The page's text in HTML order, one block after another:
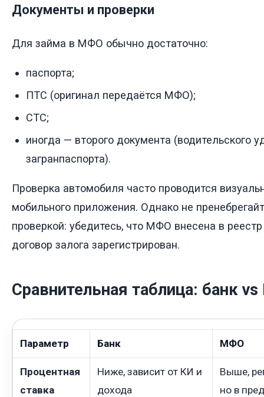
Документы и проверки
Для займа в МФО обычно достаточно:
паспорта;
ПТС (оригинал передаётся МФО);
СТС;
иногда — второго документа (водительского
загранпаспорта).
Проверка автомобиля часто проводится
мобильного приложения. Однако не
проверкой: убедитесь, что МФО внесена в
договор залога зарегистрирован.
Сравнительная таблица: банк
Параметр Банк МФО
Процентная
ставка
Ниже, зависит от КИ и
дохода
Выше,
но в